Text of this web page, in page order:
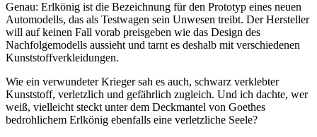
Genau: Erlkönig ist die Bezeichnung für den Prototyp eines neuen
Automodells, das als Testwagen sein Unwesen treibt. Der Hersteller
will auf keinen Fall vorab preisgeben wie das Design des
Nachfolgemodells aussieht und tarnt es deshalb mit verschiedenen
Kunststoffverkleidungen.
Wie ein verwundeter Krieger sah es auch, schwarz verklebter
Kunststoff, verletzlich und gefährlich zugleich. Und ich dachte, wer
weiß, vielleicht steckt unter dem Deckmantel von Goethes
bedrohlichem Erlkönig ebenfalls eine verletzliche Seele?